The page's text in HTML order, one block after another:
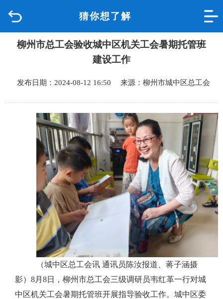
猜你想了解
品质城中
政府信息公开
网上办事
柳州市总工会验收城中区机关工会暑期托管班
建设工作
发布日期：2024-08-12 16:50 来源：柳州市城中区总工会
（城中区总工会讯 通讯员陈汝报道、蒋子涵摄
影） 8月8日，柳州市总工会三级调研员韦红革一行对城
中区机关工会暑期托管班开展指导验收工作。城中区委